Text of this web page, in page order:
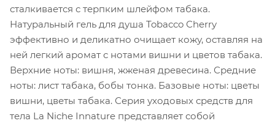
сталкивается с терпким шлейфом табака.
Натуральный гель для душа Tobacco Сherry
эффективно и деликатно очищает кожу, оставляя на
ней легкий аромат с нотами вишни и цветов табака.
Верхние ноты: вишня, жженая древесина. Средние
ноты: лист табака, бобы тонка. Базовые ноты: цветы
вишни, цветы табака. Серия уходовых средств для
тела La Niche Innature представляет собой